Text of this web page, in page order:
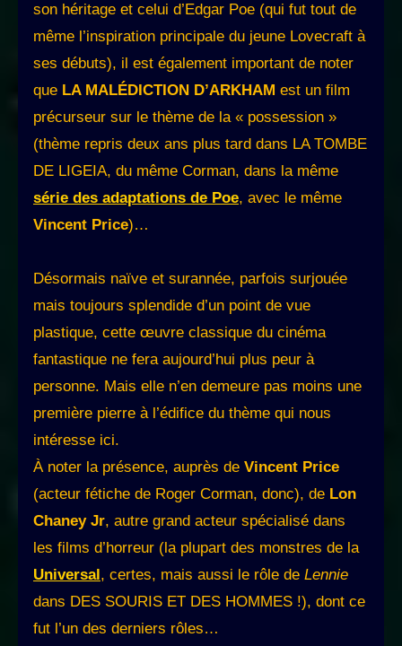
son héritage et celui d’Edgar Poe (qui fut tout de
même l’inspiration principale du jeune Lovecraft à
ses débuts), il est également important de noter
que LA MALÉDICTION D’ARKHAM est un film
précurseur sur le thème de la « possession »
(thème repris deux ans plus tard dans LA TOMBE
DE LIGEIA, du même Corman, dans la même
série des adaptations de Poe, avec le même
Vincent Price)…
Désormais naïve et surannée, parfois surjouée
mais toujours splendide d’un point de vue
plastique, cette œuvre classique du cinéma
fantastique ne fera aujourd’hui plus peur à
personne. Mais elle n’en demeure pas moins une
première pierre à l’édifice du thème qui nous
intéresse ici.
À noter la présence, auprès de Vincent Price
(acteur fétiche de Roger Corman, donc), de Lon
Chaney Jr, autre grand acteur spécialisé dans
les films d’horreur (la plupart des monstres de la
Universal , certes, mais aussi le rôle de Lennie
dans DES SOURIS ET DES HOMMES !), dont ce
fut l’un des derniers rôles…